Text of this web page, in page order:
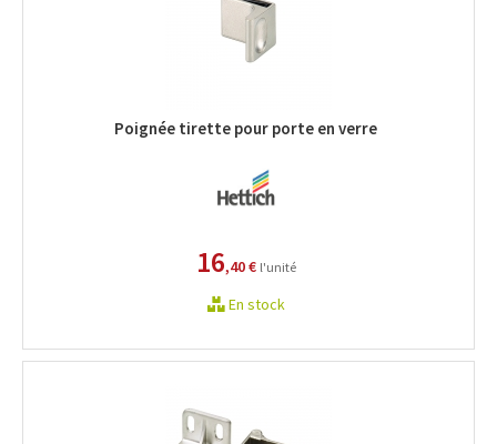
Poignée tirette pour porte en verre
16,40 € l'unité
En stock